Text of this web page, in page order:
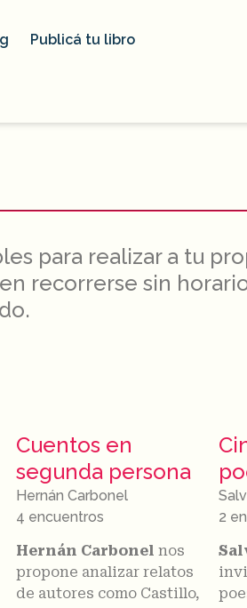
Publicá tu libro
para realizar a tu
recorrerse sin
Cuentos en
segunda persona
Hernán Carbonel
4 encuentros
Hernán Carbonel nos
propone analizar relatos
de autores como Castillo,
2